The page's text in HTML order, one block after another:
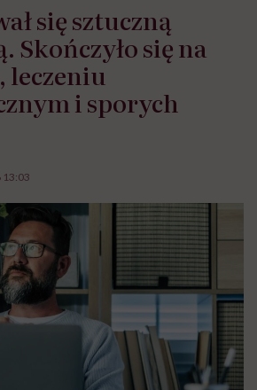
się sztuczną
Skończyło się na
leczeniu
i sporych
13:03